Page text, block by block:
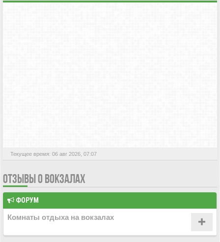
РЕГИСТРАЦИЯ
Текущее время: 06 авг 2026, 07:07
ОТЗЫВЫ О ВОКЗАЛАХ
ФОРУМ
Комнаты отдыха на вокзалах